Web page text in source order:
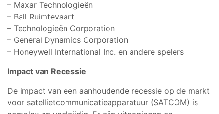
– Maxar Technologieën
– Ball Ruimtevaart
– Technologieën Corporation
– General Dynamics Corporation
– Honeywell International Inc. en andere spelers
Impact van Recessie
De impact van een aanhoudende recessie op de markt
voor satellietcommunicatieapparatuur (SATCOM) is